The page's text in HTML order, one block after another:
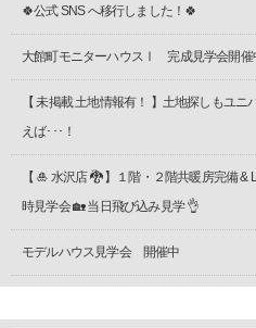
🍀公式 SNS へ移行しました！🍀
大館町モニターハウスⅠ 完成見学会開催
【 未掲載 土地情報有！ 】土地探しもユ
えば･･･！
【 🎍 水沢店 🐉 】１階・２階共暖房完備
時見学会 🏡 当日飛び込み見学 👌
モデルハウス見学会 開催中